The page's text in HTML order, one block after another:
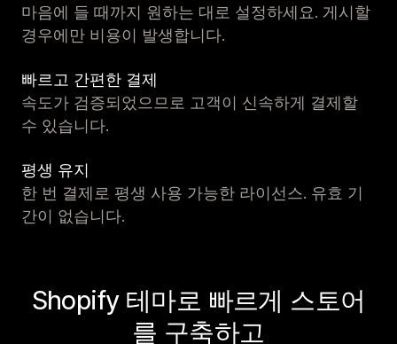
마음에 들 때까지 원하는 대로 설정하세요. 게시할
경우에만 비용이 발생합니다.
빠르고 간편한 결제
속도가 검증되었으므로 고객이 신속하게 결제할
수 있습니다.
평생 유지
한 번 결제로 평생 사용 가능한 라이선스. 유효 기
간이 없습니다.
Shopify 테마로 빠르게 스토어
를 구축하고